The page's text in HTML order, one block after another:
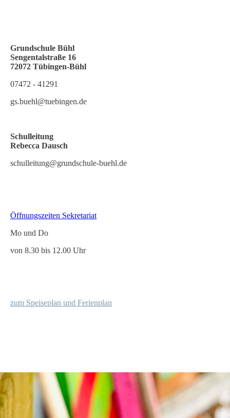
Grundschule Bühl
Sengentalstraße 16
72072 Tübingen-Bühl
07472 - 41291
gs.buehl@tuebingen.de
Schulleitung
Rebecca Dausch
schulleitung@grundschule-buehl.de
Öffnungszeiten Sekretariat
Mo und Do
von 8.30 bis 12.00 Uhr
zum Speiseplan und Ferienplan